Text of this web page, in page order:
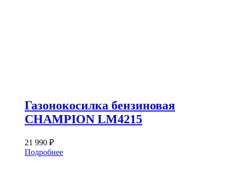
Газонокосилка бензиновая
CHAMPION LM4215
21 990 ₽
Подробнее